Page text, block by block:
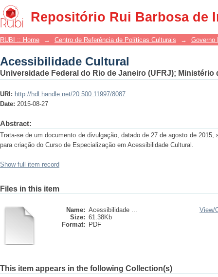
Repositório Rui Barbosa de
Acessibilidade Cultural
RUBI :: Home → Centro de Referência de Políticas Culturais → Governo
Acessibilidade Cultural
Universidade Federal do Rio de Janeiro (UFRJ); Ministério
URI: http://hdl.handle.net/20.500.11997/8087
Date: 2015-08-27
Abstract:
Trata-se de um documento de divulgação, datado de 27 de agosto de 2015,
para criação do Curso de Especialização em Acessibilidade Cultural.
Show full item record
Files in this item
Name: Acessibilidade ...
Size: 61.38Kb
Format:
PDF
View/
This item appears in the following Collection(s)